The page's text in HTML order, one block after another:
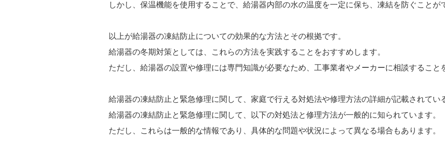
しかし、保温機能を使用することで、給湯器内部の水の温度を一定に保ち、凍結を防ぐことが
以上が給湯器の凍結防止についての効果的な方法とその根拠です。
給湯器の冬期対策としては、これらの方法を実践することをおすすめします。
ただし、給湯器の設置や修理には専門知識が必要なため、工事業者やメーカーに相談すること
給湯器の凍結防止と緊急修理に関して、家庭で行える対処法や修理方法の詳細が記載されてい
給湯器の凍結防止と緊急修理に関して、以下の対処法と修理方法が一般的に知られています。
ただし、これらは一般的な情報であり、具体的な問題や状況によって異なる場合もあります。